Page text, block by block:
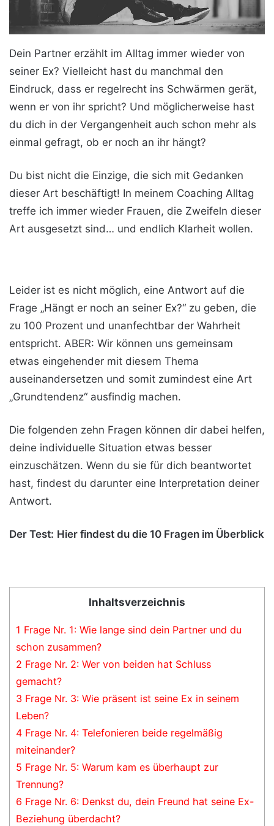
Dein Partner erzählt im Alltag immer wieder von
seiner Ex? Vielleicht hast du manchmal den
Eindruck, dass er regelrecht ins Schwärmen gerät,
wenn er von ihr spricht? Und möglicherweise hast
du dich in der Vergangenheit auch schon mehr als
einmal gefragt, ob er noch an ihr hängt?
Du bist nicht die Einzige, die sich mit Gedanken
dieser Art beschäftigt! In meinem Coaching Alltag
treffe ich immer wieder Frauen, die Zweifeln dieser
Art ausgesetzt sind… und endlich Klarheit wollen.
Leider ist es nicht möglich, eine Antwort auf die
Frage „Hängt er noch an seiner Ex?“ zu geben, die
zu 100 Prozent und unanfechtbar der Wahrheit
entspricht. ABER: Wir können uns gemeinsam
etwas eingehender mit diesem Thema
auseinandersetzen und somit zumindest eine Art
„Grundtendenz“ ausfindig machen.
Die folgenden zehn Fragen können dir dabei helfen,
deine individuelle Situation etwas besser
einzuschätzen. Wenn du sie für dich beantwortet
hast, findest du darunter eine Interpretation deiner
Antwort.
Der Test: Hier findest du die 10 Fragen im Überblick
Inhaltsverzeichnis
1 Frage Nr. 1: Wie lange sind dein Partner und du
schon zusammen?
2 Frage Nr. 2: Wer von beiden hat Schluss
gemacht?
3 Frage Nr. 3: Wie präsent ist seine Ex in seinem
Leben?
4 Frage Nr. 4: Telefonieren beide regelmäßig
miteinander?
5 Frage Nr. 5: Warum kam es überhaupt zur
Trennung?
6 Frage Nr. 6: Denkst du, dein Freund hat seine Ex-
Beziehung überdacht?